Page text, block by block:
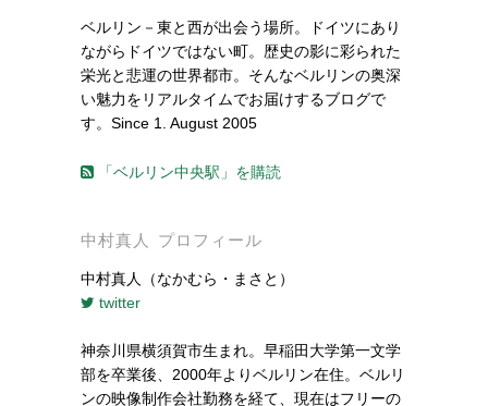
ベルリン－東と西が出会う場所。ドイツにあり
ながらドイツではない町。歴史の影に彩られた
栄光と悲運の世界都市。そんなベルリンの奥深
い魅力をリアルタイムでお届けするブログで
す。Since 1. August 2005
「ベルリン中央駅」を購読
中村真人 プロフィール
中村真人（なかむら・まさと）
twitter
神奈川県横須賀市生まれ。早稲田大学第一文学
部を卒業後、2000年よりベルリン在住。ベルリ
ンの映像制作会社勤務を経て、現在はフリーの